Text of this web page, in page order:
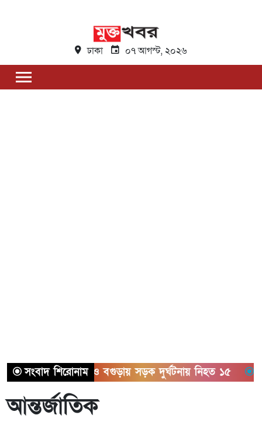
ঢাকা ০৭ আগস্ট, ২০২৬
সংবাদ শিরোনাম
সিলেট ও বগুড়ায় সড়ক দুর্ঘটনায় নিহত ১৫ সাতক্ষীরায়
আন্তর্জাতিক